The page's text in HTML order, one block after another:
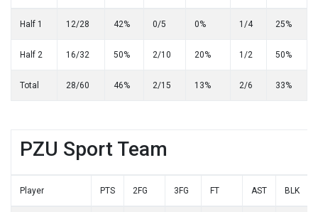
Half 1 12/28 42% 0/5 0% 1/4 25%
Half 2 16/32 50% 2/10 20% 1/2 50%
Total 28/60 46% 2/15 13% 2/6 33%
PZU Sport Team
Player PTS 2FG 3FG FT AST BLK